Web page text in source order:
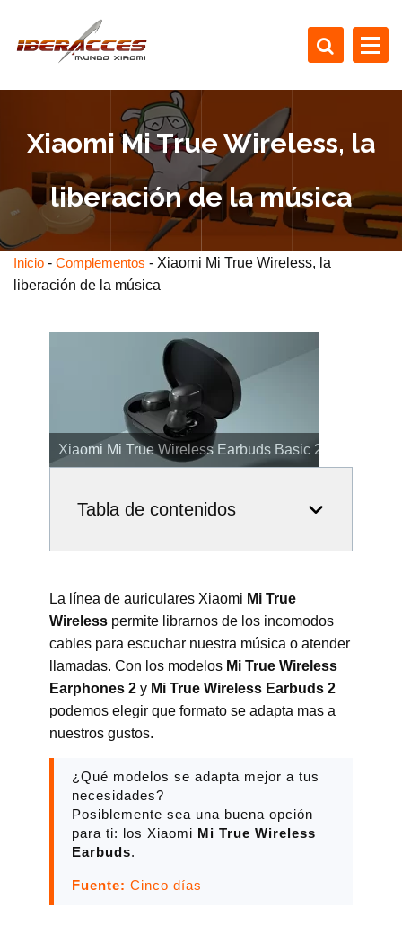
t
novedades para adentrarte en el mundo Xiaomi.
Xiaomi Mi True Wireless, la
liberación de la música
Inicio - Complementos - Xiaomi Mi True Wireless, la
liberación de la música
La línea de auriculares Xiaomi Mi True
Wireless permite librarnos de los incomodos
cables para escuchar nuestra música o atender
llamadas. Con los modelos Mi True Wireless
Earphones 2 y Mi True Wireless Earbuds 2
podemos elegir que formato se adapta mas a
nuestros gustos.
¿Qué modelos se adapta mejor a tus
necesidades?
Posiblemente sea una buena opción
para ti: los Xiaomi Mi True Wireless
Earbuds.
Fuente: Cinco días
Xiaomi Mi True Wireless Earphones 2
Tabla de contenidos